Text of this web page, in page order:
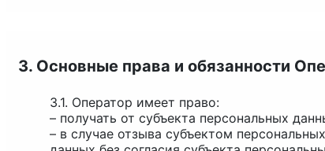
3. Основные права и обязанности
3.1. Оператор имеет право:
– получать от субъекта персональных
– в случае отзыва субъектом